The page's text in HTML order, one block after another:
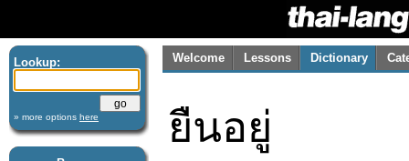
Lookup:
» more options here
Welcome Lessons Dictionary
ยืนอยู่